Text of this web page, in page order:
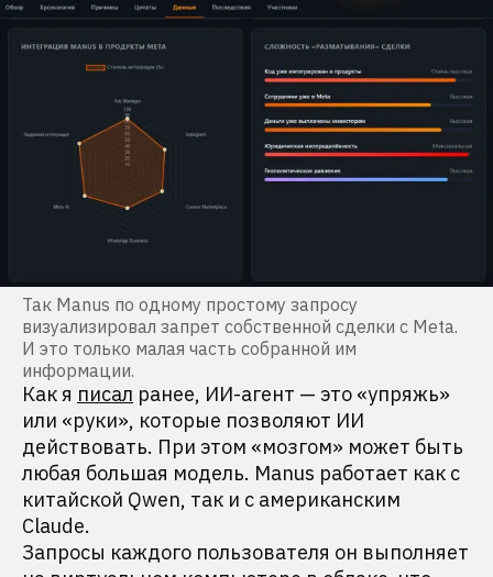
Так Manus по одному простому запросу
визуализировал запрет собственной сделки с Meta.
И это только малая часть собранной им
информации.
Как я писал ранее, ИИ-агент — это «упряжь»
или «руки», которые позволяют ИИ
действовать. При этом «мозгом» может быть
любая большая модель. Manus работает как с
китайской Qwen, так и с американским
Claude.
Запросы каждого пользователя он выполняет